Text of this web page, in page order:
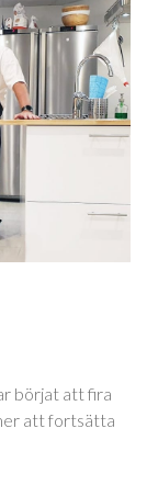
börjat att fira
att fortsätta